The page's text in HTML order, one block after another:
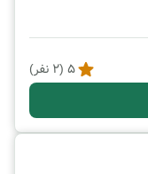
5
(
2 نفر)